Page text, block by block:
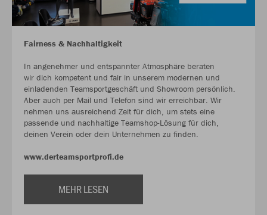
Fairness & Nachhaltigkeit
In angenehmer und entspannter Atmosphäre beraten
wir dich kompetent und fair in unserem modernen und
einladenden Teamsportgeschäft und Showroom persönlich.
Aber auch per Mail und Telefon sind wir erreichbar. Wir
nehmen uns ausreichend Zeit für dich, um stets eine
passende und nachhaltige Teamshop-Lösung für dich,
deinen Verein oder dein Unternehmen zu finden.
www.derteamsportprofi.de
MEHR LESEN